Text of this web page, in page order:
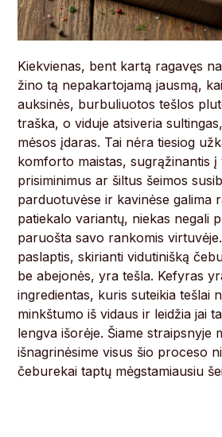
Kiekvienas, bent kartą ragavęs
žino tą nepakartojamą jausmą,
auksinės, burbuliuotos tešlos
traška, o viduje atsiveria
mėsos įdaras. Tai nėra tiesiog
komforto maistas, sugrąžinantis į
prisiminimus ar šiltus šeimos
parduotuvėse ir kavinėse galima
patiekalo variantų, niekas negali
paruošta savo rankomis
paslaptis, skirianti vidutinišką
be abejonės, yra tešla. Kefyras
ingredientas, kuris suteikia tešlai
minkštumo iš vidaus ir leidžia jai
lengva išorėje. Šiame straipsnyje
išnagrinėsime visus šio proceso
čeburekai taptų mėgstamiausiu